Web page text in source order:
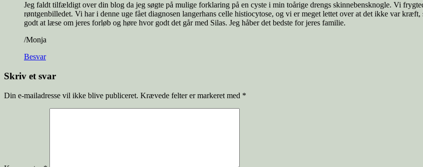
Jeg faldt tilfældigt over din blog da jeg søgte på mulige forklaring på en cyste i min toårige drengs skinnebensknogle. Vi
røntgenbilledet. Vi har i denne uge fået diagnosen langerhans celle histiocytose, og vi er meget lettet over at det ikke var
godt at læse om jeres forløb og høre hvor godt det går med Silas. Jeg håber det bedste for jeres familie.
/Monja
Besvar
Skriv et svar
Din e-mailadresse vil ikke blive publiceret. Krævede felter er markeret med *